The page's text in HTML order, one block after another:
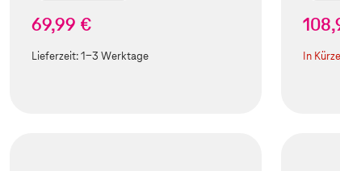
69,99 €
Lieferzeit:1-3 Werktage In